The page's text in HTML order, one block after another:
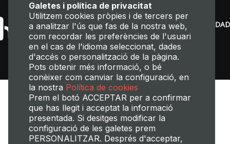
Galetes i política de privacitat
Utilitzem cookies pròpies i de tercers per
a analitzar l'ús que fas de la nostra web,
com recordar les preferències de l'usuari
en el cas de l'idioma seleccionat, dades
d'accés o personalització de la pàgina.
Pots obtenir més informació, o bé
conèixer com canviar la configuració, en
la nostra Política de cookies
Prem el botó ACCEPTAR per a confirmar
que has llegit i acceptat la informació
presentada. Si desitges modificar la
configuració de les galetes prem
PERSONALITZAR. Després d'acceptar,